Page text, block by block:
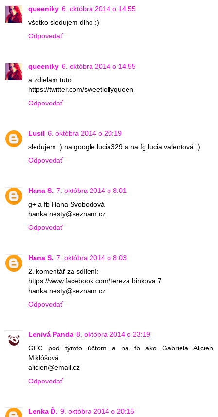
queeniky 6. októbra 2014 o 14:55
všetko sledujem dlho :)
Odpovedať
queeniky 6. októbra 2014 o 14:55
a zdielam tuto
https://twitter.com/sweetlollyqueen
Odpovedať
Lusil 6. októbra 2014 o 20:19
sledujem :) na google lucia329 a na fg lucia valentová :)
Odpovedať
Hana S. 7. októbra 2014 o 8:01
g+ a fb Hana Svobodová
hanka.nesty@seznam.cz
Odpovedať
Hana S. 7. októbra 2014 o 8:03
2. komentář za sdílení:
https://www.facebook.com/tereza.binkova.7
hanka.nesty@seznam.cz
Odpovedať
Lenivá Panda 8. októbra 2014 o 23:19
GFC pod týmto účtom a na fb ako Gabriela Alicien
Miklóšová.
alicien@email.cz
Odpovedať
Lenka Ď. 9. októbra 2014 o 20:15